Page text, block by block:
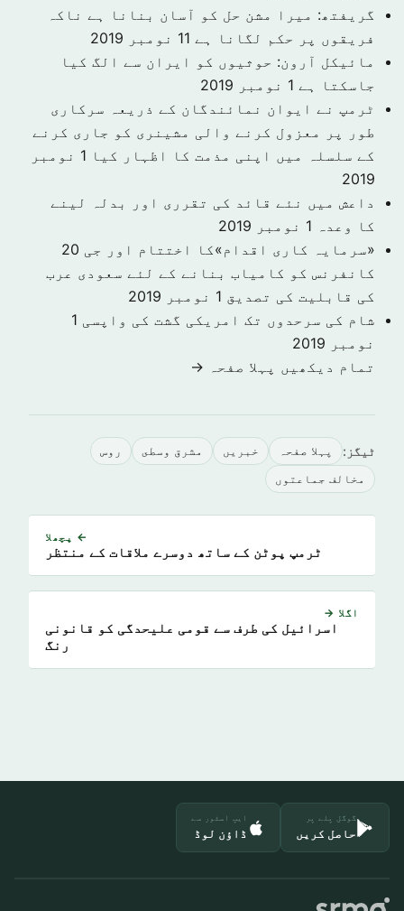
گریفتھ: میرا مشن حل کو آسان بنانا ہے ناکہ
فریقوں پر حکم لگانا ہے 11 نومبر 2019
مائیکل آرون: حوثیوں کو ایران سے الگ کیا
جاسکتا ہے 1 نومبر 2019
ٹرمپ نے ایوان نمائندگان کے ذریعہ سرکاری
طور پر معزول کرنے والی مشینری کو جاری کرنے
کے سلسلہ میں اپنی مذمت کا اظہار کیا
1 نومبر
2019
داعش میں نئے قائد کی تقرری اور بدلہ لینے
کا وعدہ 1 نومبر 2019
«سرمایہ کاری اقدام»کا اختتام اور جی 20
کانفرنس کو کامیاب بنانے کے لئے سعودی عرب
کی قابلیت کی تصدیق 1 نومبر 2019
شام کی سرحدوں تک امریکی گشت کی واپسی 1
نومبر 2019
تمام دیکھیں پہلا صفحہ →
ٹیگز: پہلا صفحہ خبريں مشرق وسطى روس
مخالف جماعتوں
← پچھلا
ٹرمپ پوٹن کے ساتھ دوسرے ملاقات کے منتظر
اگلا →
اسرائیل کی طرف سے قومی علیحدگی کو قانونی
رنگ
گوگل پلے پر
حاصل کریں
ایپ اسٹور سے
ڈاؤن لوڈ